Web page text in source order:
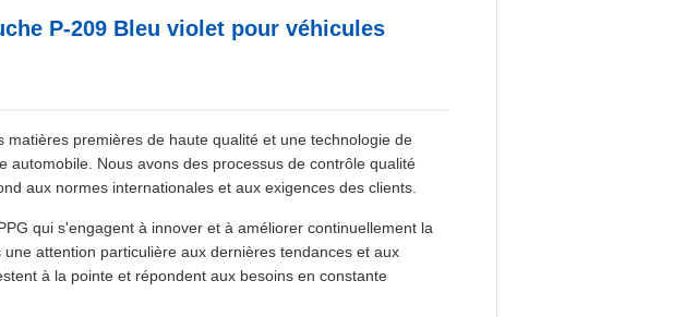
P-209 Bleu violet pour véhicules
premières de haute qualité et une technologie de
Nous avons des processus de contrôle qualité
aux normes internationales et aux exigences des clients.
qui s'engagent à innover et à améliorer continuellement la
attention particulière aux dernières tendances et aux
à la pointe et répondent aux besoins en constante